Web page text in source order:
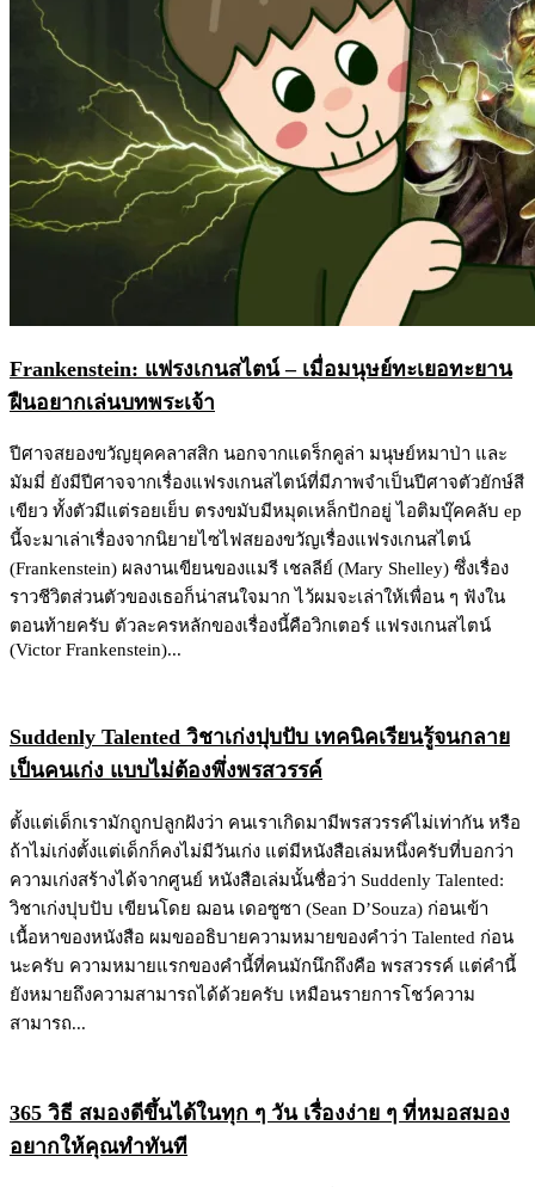
Frankenstein: แฟรงเกนสไตน์ – เมื่อมนุษย์ทะเยอทะยาน
ฝืนอยากเล่นบทพระเจ้า
ปีศาจสยองขวัญยุคคลาสสิก นอกจากแดร็กคูล่า มนุษย์หมาป่า และ
มัมมี่ ยังมีปีศาจจากเรื่องแฟรงเกนสไตน์ที่มีภาพจำเป็นปีศาจตัวยักษ์สี
เขียว ทั้งตัวมีแต่รอยเย็บ ตรงขมับมีหมุดเหล็กปักอยู่ ไอติมบุ๊คคลับ ep
นี้จะมาเล่าเรื่องจากนิยายไซไฟสยองขวัญเรื่องแฟรงเกนสไตน์
(Frankenstein) ผลงานเขียนของแมรี เชลลีย์ (Mary Shelley) ซึ่งเรื่อง
ราวชีวิตส่วนตัวของเธอก็น่าสนใจมาก ไว้ผมจะเล่าให้เพื่อน ๆ ฟังใน
ตอนท้ายครับ ตัวละครหลักของเรื่องนี้คือวิกเตอร์ แฟรงเกนสไตน์
(Victor Frankenstein)...
Suddenly Talented วิชาเก่งปุบปับ เทคนิคเรียนรู้จนกลาย
เป็นคนเก่ง แบบไม่ต้องพึ่งพรสวรรค์
ตั้งแต่เด็กเรามักถูกปลูกฝังว่า คนเราเกิดมามีพรสวรรค์ไม่เท่ากัน หรือ
ถ้าไม่เก่งตั้งแต่เด็กก็คงไม่มีวันเก่ง แต่มีหนังสือเล่มหนึ่งครับที่บอกว่า
ความเก่งสร้างได้จากศูนย์ หนังสือเล่มนั้นชื่อว่า Suddenly Talented:
วิชาเก่งปุบปับ เขียนโดย ฌอน เดอซูซา (Sean D’Souza) ก่อนเข้า
เนื้อหาของหนังสือ ผมขออธิบายความหมายของคำว่า Talented ก่อน
นะครับ ความหมายแรกของคำนี้ที่คนมักนึกถึงคือ พรสวรรค์ แต่คำนี้
ยังหมายถึงความสามารถได้ด้วยครับ เหมือนรายการโชว์ความ
สามารถ...
365 วิธี สมองดีขึ้นได้ในทุก ๆ วัน เรื่องง่าย ๆ ที่หมอสมอง
อยากให้คุณทำทันที